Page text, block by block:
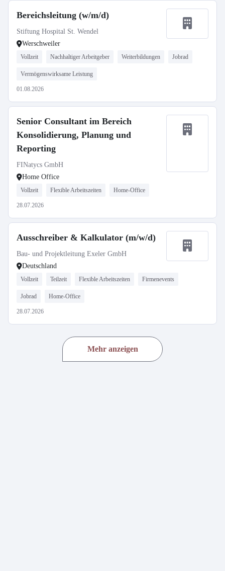
Bereichsleitung (w/m/d)
Stiftung Hospital St. Wendel
Werschweiler
Vollzeit Nachhaltiger Arbeitgeber Weiterbildungen Jobrad
Vermögenswirksame Leistung
01.08.2026
Senior Consultant im Bereich
Konsolidierung, Planung und
Reporting
FINatycs GmbH
Home Office
Vollzeit Flexible Arbeitszeiten Home-Office
28.07.2026
Ausschreiber & Kalkulator (m/w/d)
Bau- und Projektleitung Exeler GmbH
Deutschland
Vollzeit Teilzeit Flexible Arbeitszeiten Firmenevents
Jobrad Home-Office
28.07.2026
Mehr anzeigen